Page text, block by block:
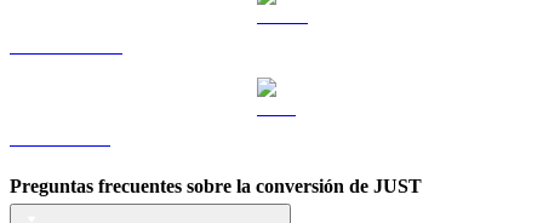
Preguntas frecuentes sobre la conversión de JUST